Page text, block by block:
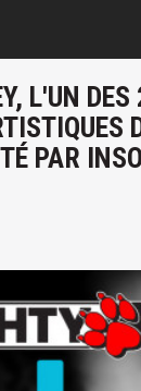
L'UN DES
PAR